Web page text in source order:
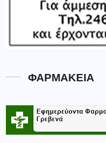
ΦΑΡΜΑΚΕΙΑ